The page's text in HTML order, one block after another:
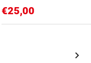
€25,00
chevron_right